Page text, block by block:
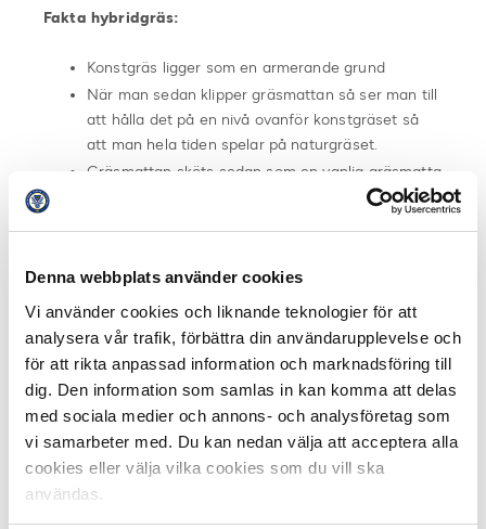
Denna webbplats använder cookies
Vi använder cookies och liknande teknologier för att
analysera vår trafik, förbättra din användarupplevelse och
för att rikta anpassad information och marknadsföring till
dig. Den information som samlas in kan komma att delas
med sociala medier och annons- och analysföretag som
vi samarbeter med. Du kan nedan välja att acceptera alla
cookies eller välja vilka cookies som du vill ska
användas.
Fakta hybridgräs:
Konstgräs ligger som en armerande grund
När man sedan klipper gräsmattan så ser man till
att hålla det på en nivå ovanför konstgräset så
att man hela tiden spelar på naturgräset.
Gräsmattan sköts sedan som en vanlig gräsmatta
vad gäller bevattning och dränering etc.
gräs.
Läs mer:
Svensk Elitfotboll utreder förslag om underlag
Hybridgräs – framtidens underlag?
IFK Göteborg lägger hybridgräs på Kamratgården
Dela på Facebook Dela på Twitter